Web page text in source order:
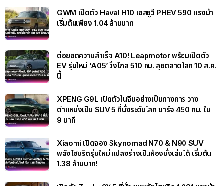
GWM เปิดตัว Haval H10 เอสยูวี PHEV 590 แรงม้า
เริ่มต้นเพียง 1.04 ล้านบาท
ต่อยอดความสำเร็จ A10! Leapmotor พร้อมเปิดตัว
EV รุ่นใหม่ ‘A05’ วิ่งไกล 510 กม. ลุยตลาดโลก 10 ส.ค.
นี้
XPENG G9L เปิดตัวในจีนอย่างเป็นทางการ วาง
ตำแหน่งเป็น SUV 5 ที่นั่งระดับโลก ชาร์จ 450 กม. ใน
9 นาที
Xiaomi เปิดจอง Skynomad N70 & N90 SUV
พลังไฮบริดรุ่นใหม่ แปลงร่างเป็นห้องนั่งเล่นได้ เริ่มต้น
1.38 ล้านบาท!